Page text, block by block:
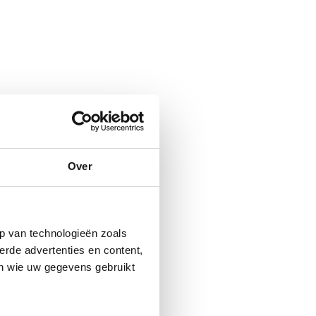
Over
van technologieën zoals
advertenties en content,
wie uw gegevens gebruikt